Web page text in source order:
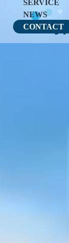
SERVICE
NEWS
CONTACT